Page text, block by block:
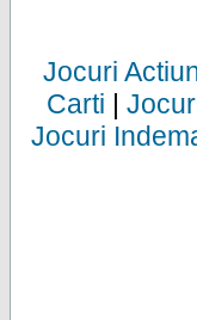
Jocuri
Carti |
Jocuri